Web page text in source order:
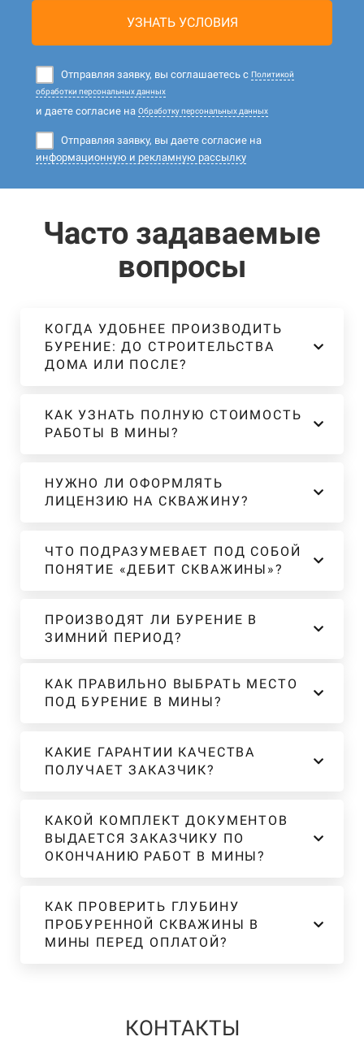
УЗНАТЬ УСЛОВИЯ
Отправляя заявку, вы соглашаетесь с Политикой
обработки персональных данных
и даете согласие на Обработку персональных данных
Отправляя заявку, вы даете согласие на
информационную и рекламную рассылку
Часто задаваемые
вопросы
КОГДА УДОБНЕЕ ПРОИЗВОДИТЬ
БУРЕНИЕ: ДО СТРОИТЕЛЬСТВА
ДОМА ИЛИ ПОСЛЕ?
КАК УЗНАТЬ ПОЛНУЮ СТОИМОСТЬ
РАБОТЫ В МИНЫ?
НУЖНО ЛИ ОФОРМЛЯТЬ
ЛИЦЕНЗИЮ НА СКВАЖИНУ?
ЧТО ПОДРАЗУМЕВАЕТ ПОД СОБОЙ
ПОНЯТИЕ «ДЕБИТ СКВАЖИНЫ»?
ПРОИЗВОДЯТ ЛИ БУРЕНИЕ В
ЗИМНИЙ ПЕРИОД?
КАК ПРАВИЛЬНО ВЫБРАТЬ МЕСТО
ПОД БУРЕНИЕ В МИНЫ?
КАКИЕ ГАРАНТИИ КАЧЕСТВА
ПОЛУЧАЕТ ЗАКАЗЧИК?
КАКОЙ КОМПЛЕКТ ДОКУМЕНТОВ
ВЫДАЕТСЯ ЗАКАЗЧИКУ ПО
ОКОНЧАНИЮ РАБОТ В МИНЫ?
КАК ПРОВЕРИТЬ ГЛУБИНУ
ПРОБУРЕННОЙ СКВАЖИНЫ В
МИНЫ ПЕРЕД ОПЛАТОЙ?
КОНТАКТЫ